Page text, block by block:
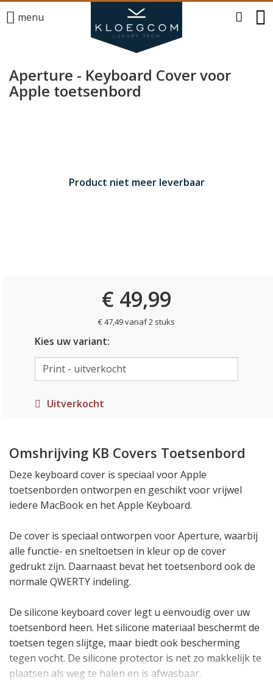
menu
Aperture - Keyboard Cover voor
Apple toetsenbord
Product niet meer leverbaar
€ 49,99
€ 47,49 vanaf 2 stuks
Kies uw variant:
Uitverkocht
Omshrijving KB Covers Toetsenbord
Deze keyboard cover is speciaal voor Apple
toetsenborden ontworpen en geschikt voor vrijwel
iedere MacBook en het Apple Keyboard.
De cover is speciaal ontworpen voor Aperture, waarbij
alle functie- en sneltoetsen in kleur op de cover
gedrukt zijn. Daarnaast bevat het toetsenbord ook de
normale QWERTY indeling.
De silicone keyboard cover legt u eenvoudig over uw
toetsenbord heen. Het silicone materiaal beschermt de
toetsen tegen slijtge, maar biedt ook bescherming
tegen vocht. De silicone protector is net zo makkelijk te
plaatsen als weg te halen en is afwasbaar.
Lees minder